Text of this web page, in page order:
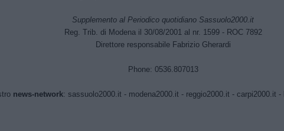
Supplemento al Periodico quotidiano Sassuolo2000.it
Reg. Trib. di Modena il 30/08/2001 al nr. 1599 - ROC 7892
Direttore responsabile Fabrizio Gherardi
Phone: 0536.807013
news-network: sassuolo2000.it- modena2000.it - reggio2000.it- carpi2000.it-